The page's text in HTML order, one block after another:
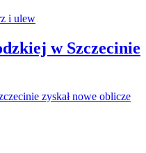
w Szczecinie